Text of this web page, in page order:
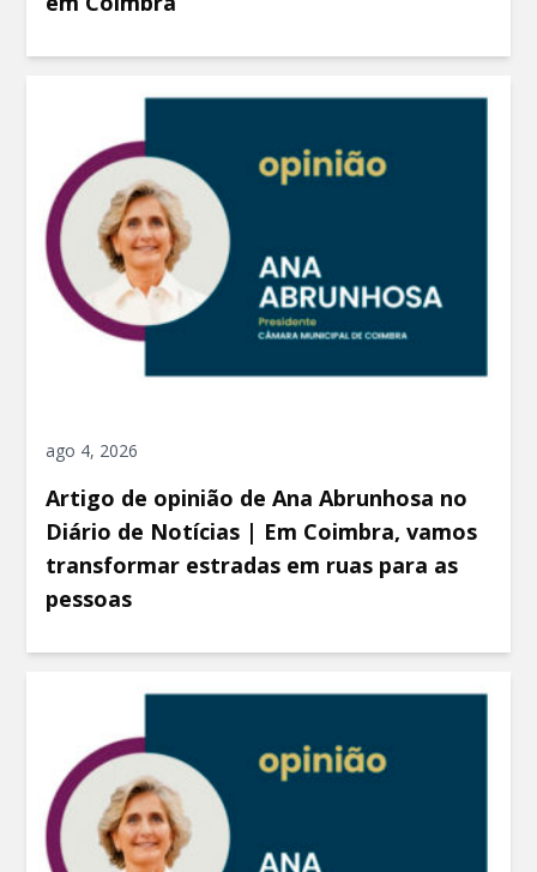
ago 4, 2026
Artigo de opinião de Ana Abrunhosa no
Diário de Notícias | Em Coimbra, vamos
transformar estradas em ruas para as
pessoas